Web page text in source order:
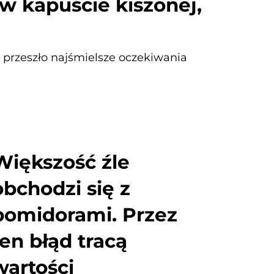
kapuście kiszonej,
najśmielsze oczekiwania
źle
się z
Przez
błąd tracą